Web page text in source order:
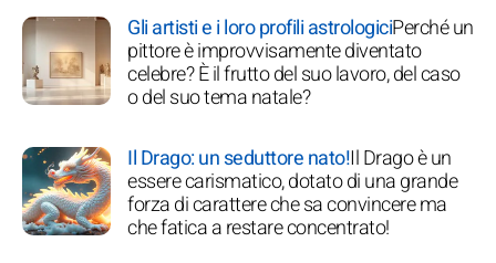
Gli artisti e i loro profili astrologiciPerché un
pittore è improvvisamente diventato
celebre? È il frutto del suo lavoro, del caso
o del suo tema natale?
Il Drago: un seduttore nato!Il Drago è un
essere carismatico, dotato di una grande
forza di carattere che sa convincere ma
che fatica a restare concentrato!